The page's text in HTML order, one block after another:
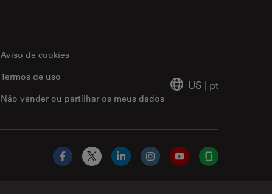
Aviso de cookies
Não vender ou partilhar os meus dados
Termos de uso
US | pt
Facebook
X LinkedInInstagramYouTubeGlassdoor